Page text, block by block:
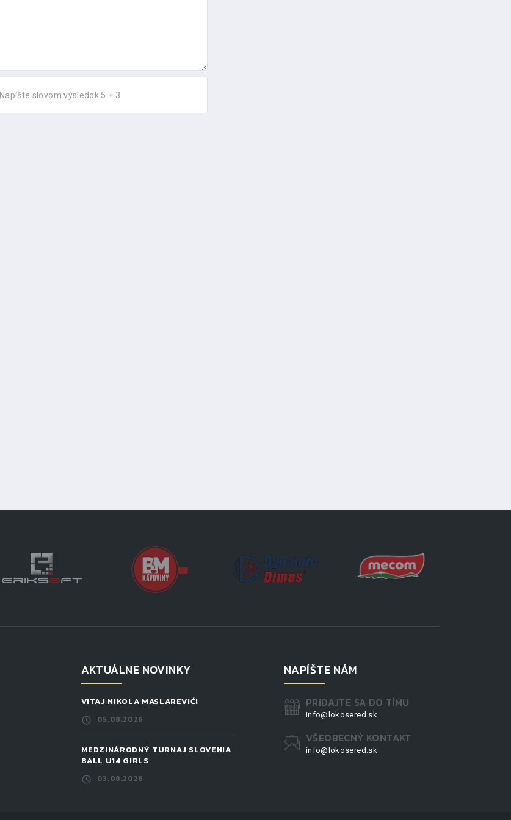
Napíšte slovom výsledok 5 + 3
AKTUÁLNE NOVINKY
VITAJ NIKOLA MASLAREVIĆ!
05.08.2026
MEDZINÁRODNÝ TURNAJ SLOVENIA
BALL U14 GIRLS
03.08.2026
NAPÍŠTE NÁM
PRIDAJTE SA DO TÍMU
info@lokosered.sk
VŠEOBECNÝ KONTAKT
info@lokosered.sk